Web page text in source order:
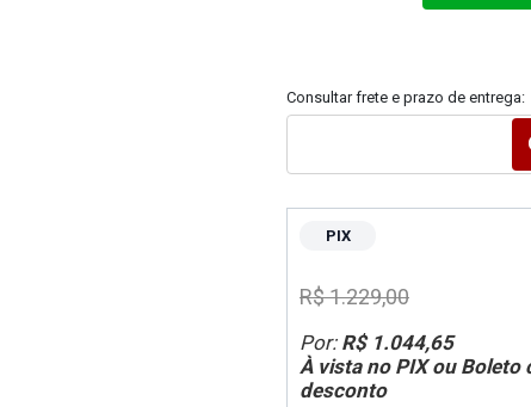
Consultar frete e prazo de entrega:
PIX
Por: R$ 1.044,65
À vista no PIX ou Boleto
desconto
R$ 1.229,00